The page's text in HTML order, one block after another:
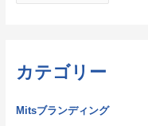
カテゴリー
Mitsブランディング